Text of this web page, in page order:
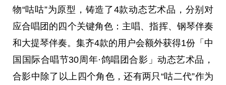
物“咕咕”为原型，铸造了4款动态艺术品，分别对
应合唱团的四个关键角色：主唱、指挥、钢琴伴奏
和大提琴伴奏。集齐4款的用户会额外获得1份「 中
国 国际合唱节30周年·鸽唱团合影」动态艺术品，
合影中除了以上四个角色，还有两只“咕二代”作为